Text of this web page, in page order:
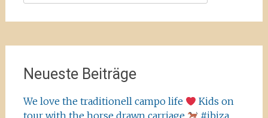
Neueste Beiträge
We love the traditionell campo life
Kids on
tour with the horse drawn carriage
#ibiza